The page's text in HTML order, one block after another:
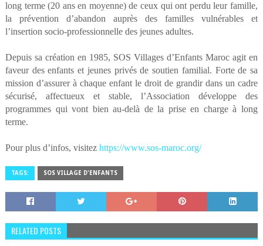
long terme (20 ans en moyenne) de ceux qui ont perdu leur famille,
la prévention d’abandon auprès des familles vulnérables et
l’insertion socio-professionnelle des jeunes adultes.
Depuis sa création en 1985, SOS Villages d’Enfants Maroc agit en
faveur des enfants et jeunes privés de soutien familial. Forte de sa
mission d’assurer à chaque enfant le droit de grandir dans un cadre
sécurisé, affectueux et stable, l’Association développe des
programmes qui vont bien au-delà de la prise en charge à long
terme.
Pour plus d’infos, visitez https://www.sos-maroc.org/
TAGS: SOS VILLAGE D'ENFANTS
RELATED POSTS